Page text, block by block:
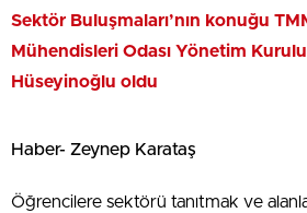
Sektör Buluşmaları’nın konuğu
Mühendisleri Odası Yönetim
Hüseyinoğlu oldu
Haber- Zeynep Karataş
Öğrencilere sektörü tanıtmak ve